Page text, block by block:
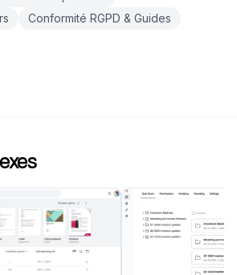
Conformité RGPD & Guides